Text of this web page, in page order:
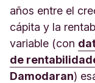
años entre el
cápita y la
variable (con
de
Damodaran)